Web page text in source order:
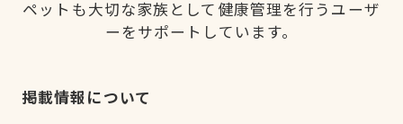
ペットも大切な家族として健康管理を行うユーザ
ーをサポートしています。
掲載情報について